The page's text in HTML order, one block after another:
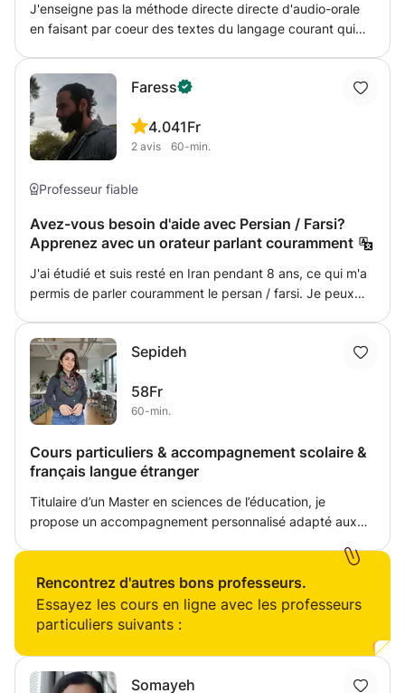
J'enseigne pas la méthode directe directe d'audio-orale
en faisant par coeur des textes du langage courant qui
même occasion, nous travaillons à chaque séance une
poésie de la langue là aussi indispensable à la
compréhension des métaphores des conversation
quotidiennes.
Faress
4.0
2 avis
41Fr
60-min.
Professeur fiable
Avez-vous besoin d'aide avec Persian / Farsi?
Apprenez avec un orateur parlant couramment
J'ai étudié et suis resté en Iran pendant 8 ans, ce qui m'a
permis de parler couramment le persan / farsi. Je peux
Les cours peuvent être donnés à l'extérieur ou chez
l'élève.
Sepideh
58Fr
60-min.
Cours particuliers & accompagnement scolaire &
français langue étranger
Titulaire d’un Master en sciences de l’éducation, je
propose un accompagnement personnalisé adapté aux
👩‍🏫 Mon expérience : enseignement en école primaire
coaching de jeunes en préparation d’examens
accompagnement d’élèves allophones en français 🇫🇷
soutien spécialisé pour élèves avec TDAH et profils HPI
consolidation des bases français (grammaire, expression
écrite et orale) méthodes de travail et organisation
Rencontrez d'autres bons professeurs.
Essayez les cours en ligne avec les professeurs
particuliers suivants :
Somayeh